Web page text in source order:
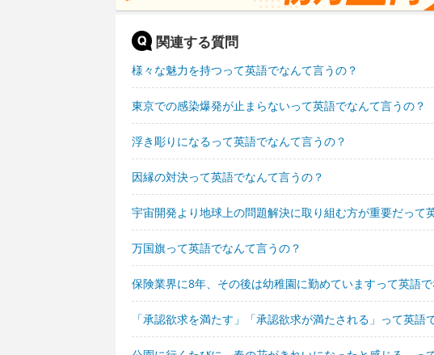
関連する質問
様々な魅力を持つって英語でなんて言うの？
東京での感染爆発が止まらないって英語でなんて言うの？
浮き彫りになるって英語でなんて言うの？
因縁の対決って英語でなんて言うの？
宇宙開発より地球上の問題解決に取り組む方が重要だって
万国旗って英語でなんて言うの？
保険業界に8年、その後は幼稚園に勤めていますって英語
「承認欲求を満たす」「承認欲求が満たされる」って英語